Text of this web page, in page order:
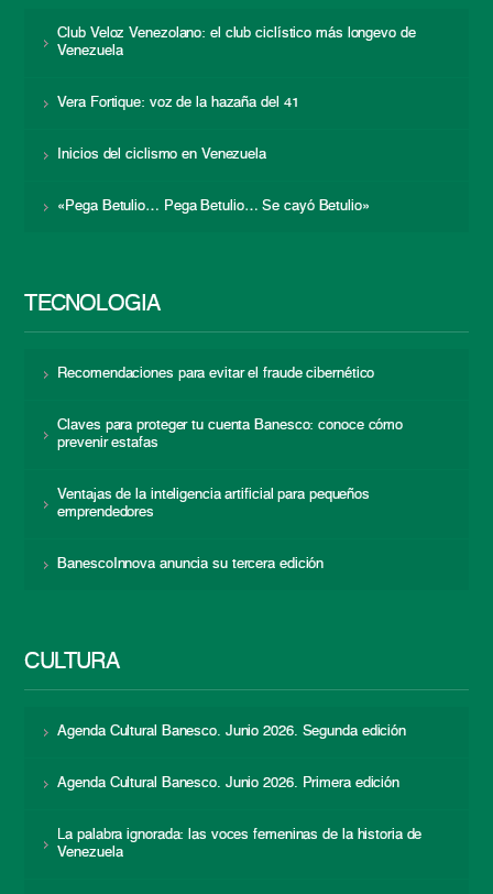
Club Veloz Venezolano: el club ciclístico más longevo de
Venezuela
Vera Fortique: voz de la hazaña del 41
Inicios del ciclismo en Venezuela
«Pega Betulio… Pega Betulio… Se cayó Betulio»
TECNOLOGÍA
Recomendaciones para evitar el fraude cibernético
Claves para proteger tu cuenta Banesco: conoce cómo
prevenir estafas
Ventajas de la inteligencia artificial para pequeños
emprendedores
BanescoInnova anuncia su tercera edición
CULTURA
Agenda Cultural Banesco. Junio 2026. Segunda edición
Agenda Cultural Banesco. Junio 2026. Primera edición
La palabra ignorada: las voces femeninas de la historia de
Venezuela